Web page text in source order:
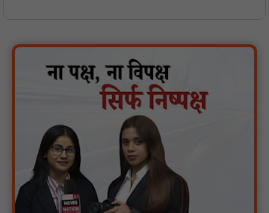
: NN81
मस्तूरी क्षेत्र में विश्व स्तनपान दिवस पर जागरूकता कार्यक्रम आयोजित:
वर्धा में ज़िला परिषद के कर्मचारी चौदह दिनों से हड़ताल पर : NN81
पीएचईडी विभाग मंत्री ने जहाजपुर विधानसभा क्षेत्र में विभिन्न विकास कार्यों का
किया शिलान्यास एवं लोकार्पण : NN81
पारस पोर्टल से होगी योजनाओं की नियमित समीक्षा, मुख्यमंत्री विष्णुदेव साय ने
दिए समयबद्ध क्रियान्वयन के निर्देश : NN81
सोलर हाई मास्ट से रोशन हो रहे वनांचल के गांव, नियद नेल्लानार ग्रामों में बढ़ी
सुरक्षा और सुविधा : NN81